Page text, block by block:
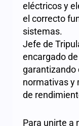
eléctricos y
el correcto
sistemas.
Jefe de
encargado
garantizando
normativas y
de
Para unirte a